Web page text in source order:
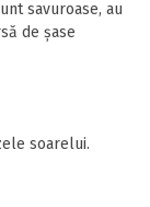
savuroase, au
de șase
soarelui.